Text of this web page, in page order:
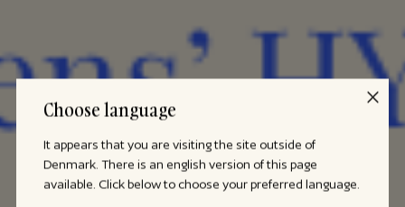
Choose language
It appears that you are visiting the site outside of
Denmark. There is an english version of this page
available. Click below to choose your preferred language.